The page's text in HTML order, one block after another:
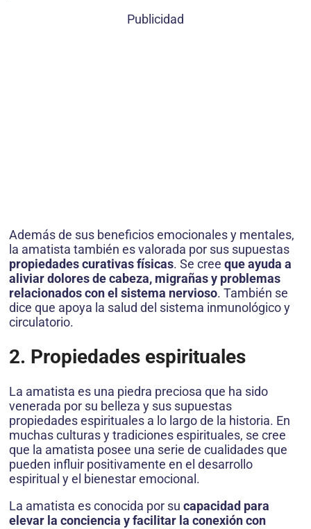
Publicidad
Además de sus beneficios emocionales y mentales,
la amatista también es valorada por sus supuestas
propiedades curativas físicas. Se cree que ayuda a
aliviar dolores de cabeza, migrañas y problemas
relacionados con el sistema nervioso. También se
dice que apoya la salud del sistema inmunológico y
circulatorio.
2. Propiedades espirituales
La amatista es una piedra preciosa que ha sido
venerada por su belleza y sus supuestas
propiedades espirituales a lo largo de la historia. En
muchas culturas y tradiciones espirituales, se cree
que la amatista posee una serie de cualidades que
pueden influir positivamente en el desarrollo
espiritual y el bienestar emocional.
La amatista es conocida por su capacidad para
elevar la conciencia y facilitar la conexión con